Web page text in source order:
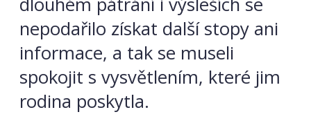
nepodařilo získat další stopy ani
informace, a tak se museli
spokojit s vysvětlením, které jim
rodina poskytla.